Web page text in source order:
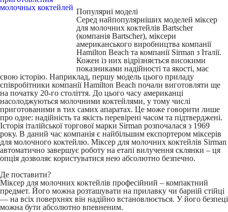
Популярні моделі
Серед найпопулярніших моделей міксер
для молочних коктейлів Bartscher
(компанія Bartscher), міксери
американського виробництва компанії
Hamilton Beach та компанії Sirman з Італії.
Кожен із них відрізняється високими
показниками надійності та якості, має
свою історію. Наприклад, першу модель цього приладу
співробітники компанії Hamilton Beach почали виготовляти ще
на початку 20-го століття. До цього часу американці
насолоджуються молочними коктейлями, у тому числі
приготованими в тих самих апаратах. Це може говорити лише
про одне: надійність та якість перевірені часом та підтверджені.
Історія італійської торгової марки Sirman розпочалася з 1969
року. В даний час компанія є найбільшим експортером міксерів
для молочного коктейлю. Міксер для молочних коктейлів Sirman
автоматично завершує роботу на етапі вилучення склянки – ця
опція дозволяє користуватися нею абсолютно безпечно.
Де поставити?
Міксер для молочних коктейлів професійний – компактний
предмет. Його можна розташувати на прилавку чи барній стійці
— на всіх поверхнях він надійно встановлюється. У його безпеці
можна бути абсолютно впевненим.